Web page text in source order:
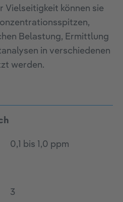
Vielseitigkeit können sie
Belastung, Ermittlung
in verschiedenen
werden.
0,1 bis 1,0 ppm
3